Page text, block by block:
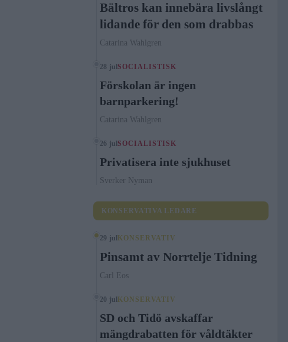
Bältros kan innebära livslångt
lidande för den som drabbas
Catarina Wahlgren
28 jul SOCIALISTISK
Förskolan är ingen
barnparkering!
Catarina Wahlgren
26 jul SOCIALISTISK
Privatisera inte sjukhuset
Sverker Nyman
KONSERVATIVA LEDARE
29 jul KONSERVATIV
Pinsamt av Norrtelje Tidning
Carl Eos
20 jul KONSERVATIV
SD och Tidö avskaffar
mängdrabatten för våldtäkter